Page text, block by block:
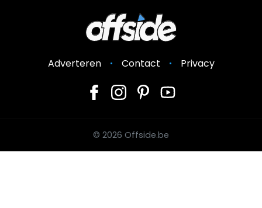
Adverteren Contact Privacy
© 2026 Offside.be